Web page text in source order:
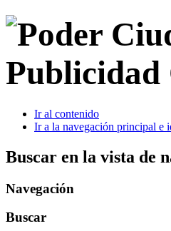
Ir al contenido
Ir a la navegación principal e
Buscar en la vista de
Navegación
Buscar